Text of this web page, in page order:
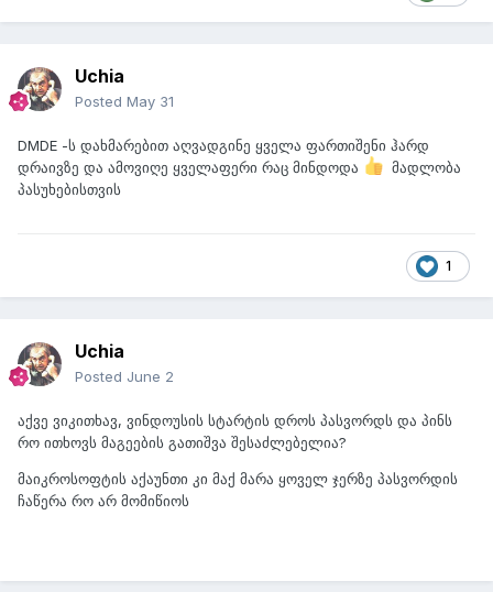
Uchia
Posted May 31
DMDE -ს დახმარებით აღვადგინე ყველა ფართიშენი ჰარდ
დრაივზე და ამოვიღე ყველაფერი რაც მინდოდა
მადლობა
პასუხებისთვის
1
Uchia
Posted June 2
აქვე ვიკითხავ, ვინდოუსის სტარტის დროს პასვორდს და პინს
რო ითხოვს მაგეების გათიშვა შესაძლებელია?
მაიკროსოფტის აქაუნთი კი მაქ მარა ყოველ ჯერზე პასვორდის
ჩაწერა რო არ მომიწიოს